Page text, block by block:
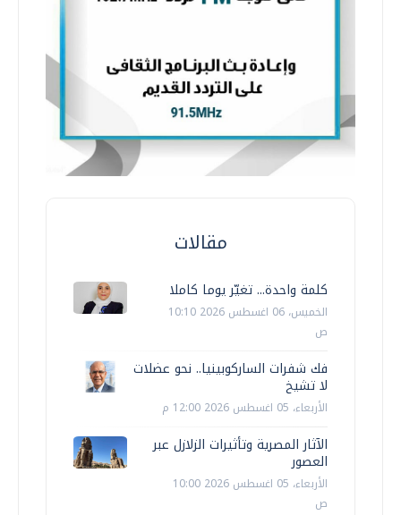
مقالات
كلمة واحدة... تغيّر يوما كاملا
الخميس، 06 اغسطس 2026 10:10
ص
فك شفرات الساركوبينيا.. نحو عضلات
لا تشيخ
الأربعاء، 05 اغسطس 2026 12:00 م
الآثار المصرية وتأثيرات الزلازل عبر
العصور
الأربعاء، 05 اغسطس 2026 10:00
ص